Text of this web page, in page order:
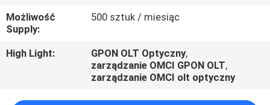
AKTUALNOŚCI
PRZYPADKI
Możliwość
Supply:
500 sztuk / miesiąc
High Light: GPON OLT Optyczny,
zarządzanie OMCI GPON OLT,
zarządzanie OMCI olt optyczny